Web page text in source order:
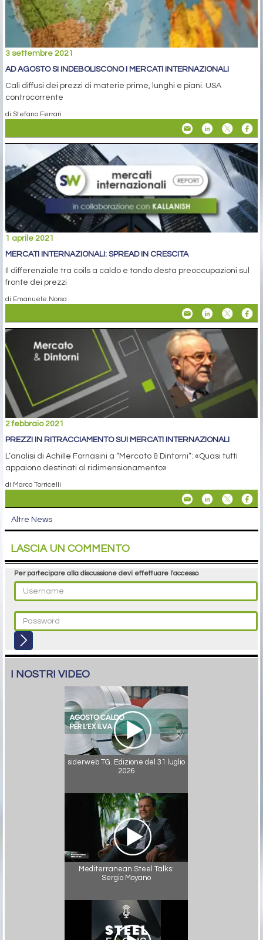
3 settembre 2021
AD AGOSTO SI INDEBOLISCONO I MERCATI INTERNAZIONALI
Cali diffusi dei prezzi di materie prime, lunghi e piani. USA
controcorrente
di Stefano Ferrari
1 aprile 2021
MERCATI INTERNAZIONALI: SPREAD IN CRESCITA
Il differenziale tra coils a caldo e tondo desta preoccupazioni sul
fronte dei prezzi
di Emanuele Norsa
2 febbraio 2021
PREZZI IN RITRACCIAMENTO SUI MERCATI INTERNAZIONALI
L’analisi di Achille Fornasini a “Mercato & Dintorni”: «Quasi tutti
appaiono destinati al ridimensionamento»
di Marco Torricelli
Altre News
LASCIA UN COMMENTO
Per partecipare alla discussione devi effettuare l'accesso
I NOSTRI VIDEO
siderweb TG. Edizione del 31 luglio
2026
Mediterranean Steel Talks:
Sergio Moyano